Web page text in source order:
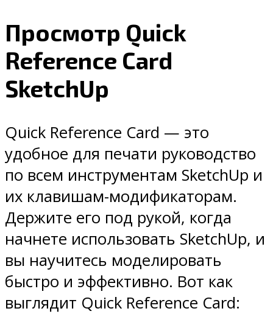
Просмотр Quick
Reference Card
SketchUp
Quick Reference Card — это
удобное для печати руководство
по всем инструментам SketchUp и
их клавишам-модификаторам.
Держите его под рукой, когда
начнете использовать SketchUp, и
вы научитесь моделировать
быстро и эффективно. Вот как
выглядит Quick Reference Card: